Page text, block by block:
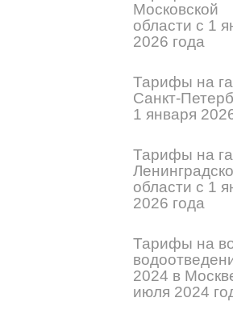
Московской
области с 1
2026 года
Тарифы на
Санкт-
1 января
Тарифы на
области с 1
2026 года
Тарифы на
2024 в
июля 2024